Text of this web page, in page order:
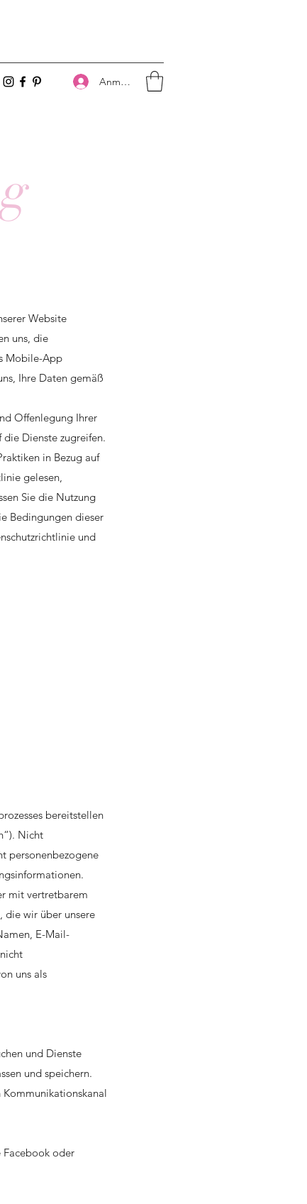
Anmelden
Website
uns, die
Mobile-App
Ihre Daten gemäß
Offenlegung Ihrer
Dienste zugreifen.
in Bezug auf
gelesen,
Sie die Nutzung
Bedingungen dieser
und
bereitstellen
Nicht
personenbezogene
mit vertretbarem
die wir über unsere
E-Mail-
uns als
und Dienste
und speichern.
Kommunikationskanal
Facebook oder